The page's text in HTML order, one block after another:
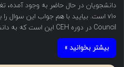
Council در دوره CEH این است که به دانشجویان بیاموزد…
بیشتر بخوانید »